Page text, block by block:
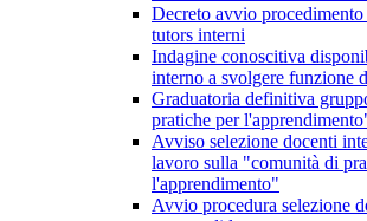
Decreto avvio
tutors interni
Indagine conoscitiva
interno a svolgere funzione
Graduatoria definitiva
pratiche per
Avviso selezione docenti
lavoro sulla "comunità di
l'apprendimento"
Avvio procedura selezione